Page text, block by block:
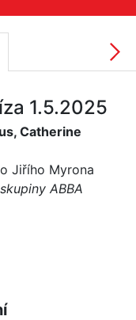
1.5.2025
Catherine
Jiřího Myrona
ABBA